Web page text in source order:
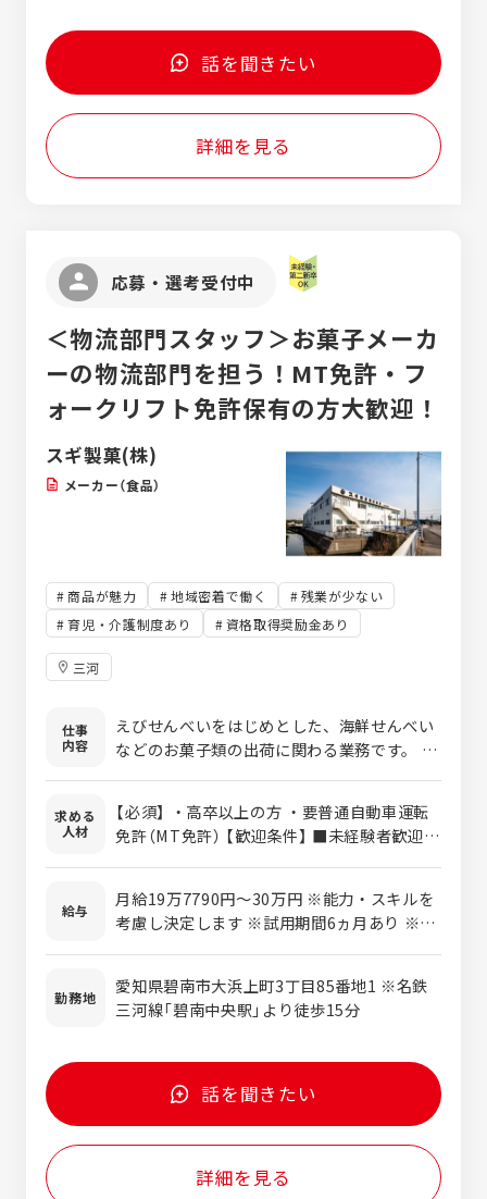
語を使って行います。 ★英語での文章力と
会話力どちらも活かすことができます。 ●航
空機プロダクトサポート（英語使用） ・航空
関連の国内メーカー様が海外パートナーと行
う技術的な会議の通訳サポートや、 技術
資料の作成を行います。 ・整備士のニーズ
を聞取り、整備用ドキュメントを作成しま
識、専門技術を学べる環境があります。
ションが得意 ●ITに抵抗を感じない ●
航空機が好き／興味がある ＜特に航空機プ
ロダクトサポート（英語使用）は＞ ●読み書
き会話それぞれに英語スキルを活用したい
●通訳に興味がある ●コミュニケーション
が得意 ●航空機が好き／興味がある
入社1年（未経験）
話を聞きたい
詳細を見る
応募・選考受付中
＜物流部門スタッフ＞お菓子メーカ
ーの物流部門を担う！MT免許・フ
ォークリフト免許保有の方大歓迎！
スギ製菓(株)
メーカー（食品）
商品が魅力 地域密着で働く
残業が少ない
育児・介護制度あり
資格取得奨励金あり
三河
仕事
内容
えびせんべいをはじめとした、海鮮せんべい
などのお菓子類の出荷に関わる業務です。 出
理も担当します。 業務に慣れてきたら、トラ
ックを運転し、配送先に商品をお届けする配
送業務も担当していきます。 まずは業務に慣
れるまで、倉庫内の作業から始めていただき
ます。
求める
人材
【必須】 ・高卒以上の方 ・要普通自動車運転
免許（MT免許） 【歓迎条件】 ■未経験者歓迎
ることが好き ・倉庫内作業や物流業務に興味
がある ・地元で長く働きたい ・お菓子メー
カーで働きたい ・正社員として活躍したい！
給与
月給19万7790円～30万円 ※能力・スキルを
考慮し決定します ※試用期間6ヵ月あり ※残
勤務地
愛知県碧南市大浜上町3丁目85番地1 ※名鉄
三河線「碧南中央駅」より徒歩15分
話を聞きたい
詳細を見る